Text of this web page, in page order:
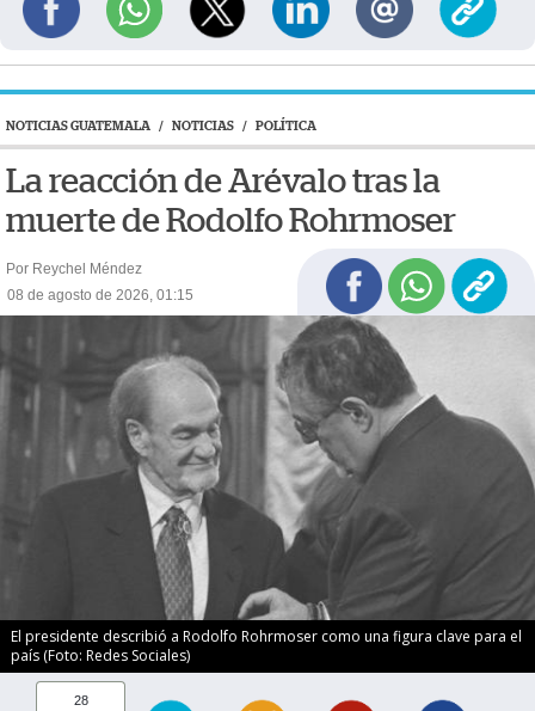
NOTICIAS GUATEMALA / NOTICIAS / POLÍTICA
La reacción de Arévalo tras la
muerte de Rodolfo Rohrmoser
Por Reychel Méndez
08 de agosto de 2026, 01:15
El presidente describió a Rodolfo Rohrmoser como una figura clave para el
país (Foto: Redes Sociales)
28